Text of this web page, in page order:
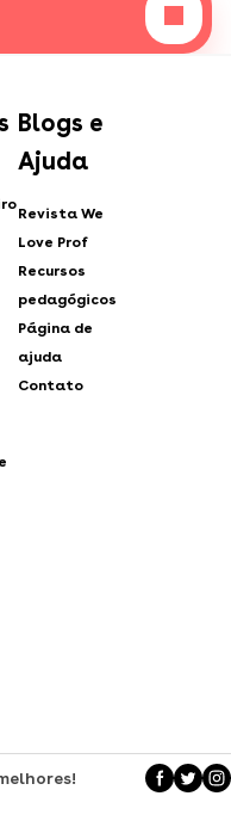
Blogs e
Ajuda
Revista We
Love Prof
Recursos
pedagógicos
Página de
ajuda
Contato